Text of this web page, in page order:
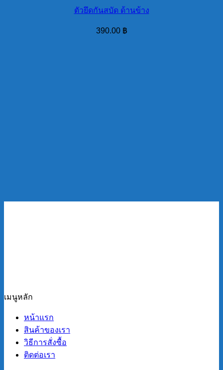
ตัวยึดกันสบัด ด้านข้าง
390.00 ฿
เมนูหลัก
หน้าแรก
สินค้าของเรา
วิธีการสั่งซื้อ
ติดต่อเรา